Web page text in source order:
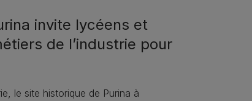
invite lycéens et
de l’industrie pour
le site historique de Purina à